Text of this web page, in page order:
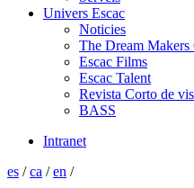
Univers Escac
Noticies
The Dream Makers
Escac Films
Escac Talent
Revista Corto de
BASS
Intranet
es /ca /en /